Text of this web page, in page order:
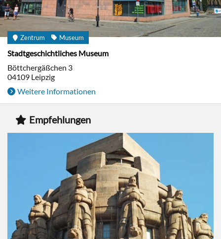
Zentrum Museum
Stadtgeschichtliches Museum
Böttchergäßchen 3
04109 Leipzig
Weitere Informationen
Empfehlungen